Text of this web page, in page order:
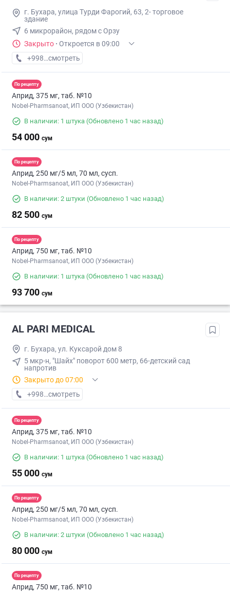
г. Бухара, улица Турди Фарогий, 63, 2- торговое
здание
6 микрорайон, рядом с Орзу
Закрыто · Откроется в 09:00
+998 (91) XXX-XX-XX
смотреть
По рецепту
Априд, 375 мг, таб. №10
Nobel-Pharmsanoat, ИП ООО (Узбекистан)
В наличии: 1 штука (Обновлено 1 час назад)
54 000 сум
По рецепту
Априд, 250 мг/5 мл, 70 мл, сусп.
Nobel-Pharmsanoat, ИП ООО (Узбекистан)
В наличии: 2 штуки (Обновлено 1 час назад)
82 500 сум
По рецепту
Априд, 750 мг, таб. №10
Nobel-Pharmsanoat, ИП ООО (Узбекистан)
В наличии: 1 штука (Обновлено 1 час назад)
93 700 сум
AL PARI MEDICAL
г. Бухара, ул. Куксарой дом 8
5 мкр-н, "Шайх" поворот 600 метр, 66-детский сад
напротив
Закрыто до 07:00
+998 (97) XXX-XX-XX
смотреть
По рецепту
Априд, 375 мг, таб. №10
Nobel-Pharmsanoat, ИП ООО (Узбекистан)
В наличии: 1 штука (Обновлено 1 час назад)
55 000 сум
По рецепту
Априд, 250 мг/5 мл, 70 мл, сусп.
Nobel-Pharmsanoat, ИП ООО (Узбекистан)
В наличии: 2 штуки (Обновлено 1 час назад)
80 000 сум
По рецепту
Априд, 750 мг, таб. №10